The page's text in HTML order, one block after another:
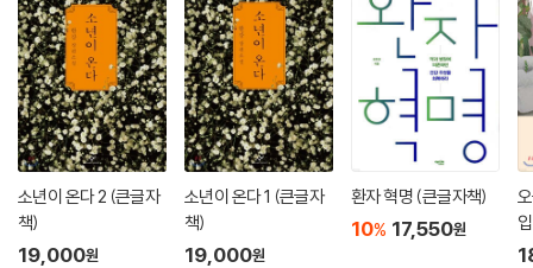
소년이 온다 2 (큰글자
책)
19,000원
소년이 온다 1 (큰글자
책)
19,000원
환자 혁명 (큰글자책)
10% 17,550원